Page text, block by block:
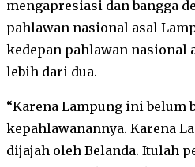
mengapresiasi dan bangga
pahlawan nasional asal
kedepan pahlawan nasional
lebih dari dua.
“Karena Lampung ini belum
kepahlawanannya. Karena
dijajah oleh Belanda. Itulah